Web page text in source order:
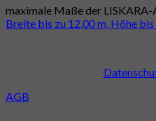
maximale Maße der
Breite bis zu 12,00 m, Höhe bis
AGB